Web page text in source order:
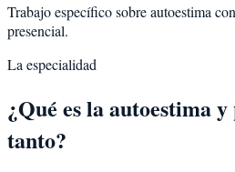
Trabajo específico sobre autoestima
presencial.
La especialidad
¿Qué es la autoestima
tanto?